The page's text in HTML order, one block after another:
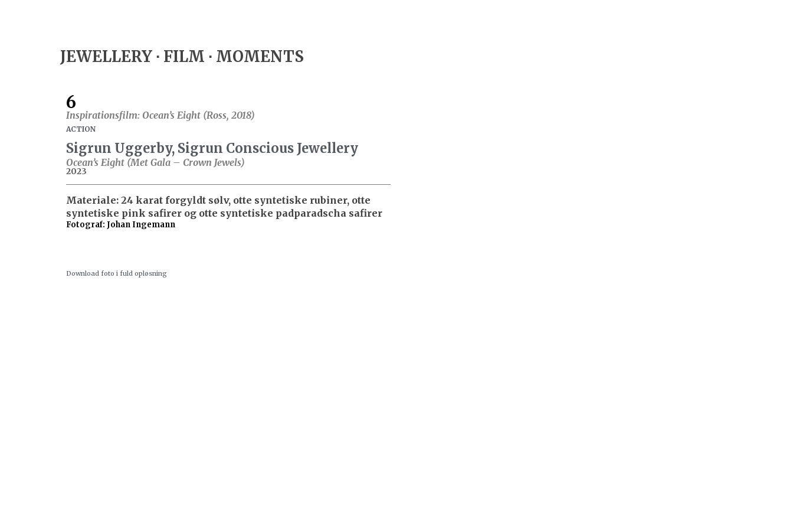
JEWELLERY ∙ FILM ∙ MOMENTS
6
Inspirationsfilm: Ocean’s Eight (Ross, 2018)
ACTION
Sigrun Uggerby, Sigrun Conscious Jewellery
Ocean’s Eight (Met Gala – Crown Jewels)
2023
Materiale: 24 karat forgyldt sølv, otte syntetiske rubiner, otte
syntetiske pink safirer og otte syntetiske padparadscha safirer
Fotograf: Johan Ingemann
Download foto i fuld opløsning